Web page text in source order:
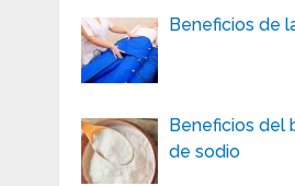
Beneficios de
Beneficios del
de sodio